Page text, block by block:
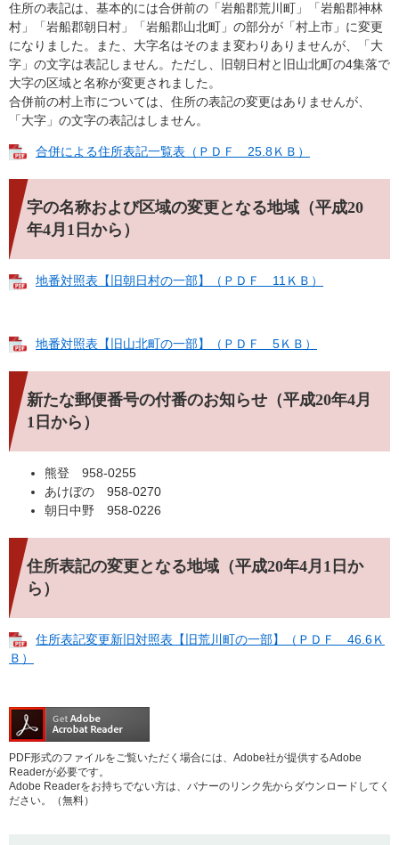
住所の表記は、基本的には合併前の「岩船郡荒川町」「岩船郡神林
村」「岩船郡朝日村」「岩船郡山北町」の部分が「村上市」に変更
になりました。また、大字名はそのまま変わりありませんが、「大
字」の文字は表記しません。ただし、旧朝日村と旧山北町の4集落で
大字の区域と名称が変更されました。
合併前の村上市については、住所の表記の変更はありませんが、
「大字」の文字の表記はしません。
合併による住所表記一覧表（ＰＤＦ 25.8ＫＢ）
字の名称および区域の変更となる地域（平成20
年4月1日から）
地番対照表【旧朝日村の一部】（ＰＤＦ 11ＫＢ）
地番対照表【旧山北町の一部】（ＰＤＦ 5ＫＢ）
新たな郵便番号の付番のお知らせ（平成20年4月
1日から）
熊登 958-0255
あけぼの 958-0270
朝日中野 958-0226
住所表記の変更となる地域（平成20年4月1日か
ら）
住所表記変更新旧対照表【旧荒川町の一部】（ＰＤＦ 46.6Ｋ
Ｂ）
PDF形式のファイルをご覧いただく場合には、Adobe社が提供するAdobe
Readerが必要です。
Adobe Readerをお持ちでない方は、バナーのリンク先からダウンロードしてく
ださい。（無料）